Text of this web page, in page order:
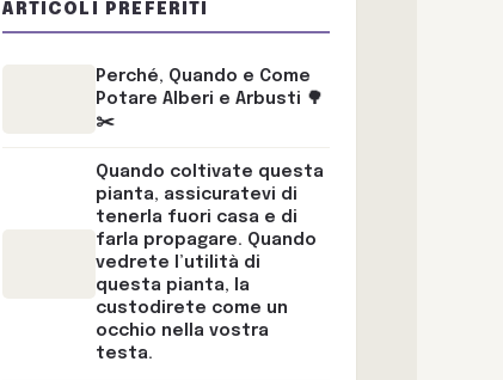
ARTICOLI PREFERITI
Perché, Quando e Come
Potare Alberi e Arbusti 🌳
✂️
Quando coltivate questa
pianta, assicuratevi di
tenerla fuori casa e di
farla propagare. Quando
vedrete l’utilità di
questa pianta, la
custodirete come un
occhio nella vostra
testa.